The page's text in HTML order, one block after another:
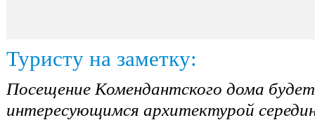
Туристу на заметку:
Посещение Комендантского дома
интересующимся архитектурой